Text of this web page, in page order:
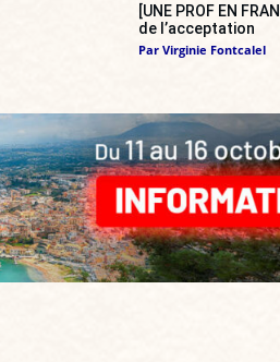
[UNE PROF EN
de l’acceptation
Par Virginie Fontcalel